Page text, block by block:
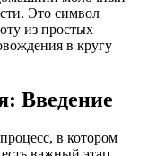
Это символ
из простых
в кругу
Введение
в котором